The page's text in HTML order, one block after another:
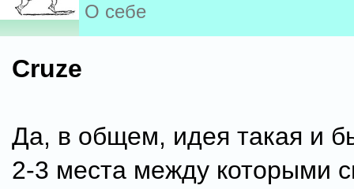
О себе
Cruze
Да, в общем, идея такая и
2-3 места между которыми